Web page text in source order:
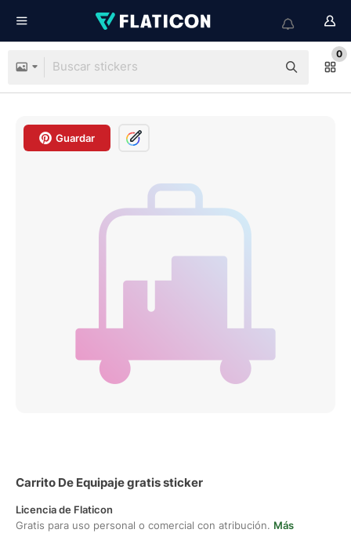
0
Guardar
Carrito De Equipaje gratis sticker
Licencia de Flaticon
Gratis para uso personal o comercial con atribución. Más